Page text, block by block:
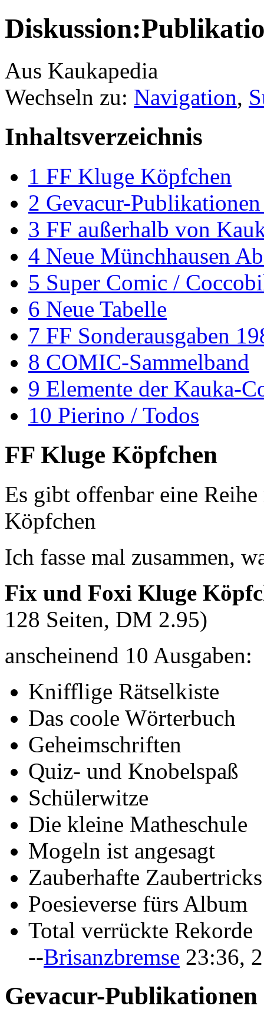
Aus Kaukapedia
Wechseln zu: Navigation,
Inhaltsverzeichnis
1 FF Kluge Köpfchen
2 Gevacur-
3 FF außerhalb von
4 Neue Münchhausen
5 Super Comic /
6 Neue Tabelle
7 FF Sonderausgaben
8 COMIC-Sammelband
9 Elemente der Kauka-
10 Pierino / Todos
FF Kluge Köpfchen
Es gibt offenbar eine
Köpfchen
Ich fasse mal zusammen,
Fix und Foxi Kluge
128 Seiten, DM 2.95)
anscheinend 10 Ausgaben:
Knifflige Rätselkiste
Das coole Wörterbuch
Geheimschriften
Quiz- und Knobelspaß
Schülerwitze
Die kleine Matheschule
Mogeln ist angesagt
Zauberhafte Zaubertricks
Poesieverse fürs Album
Total verrückte Rekorde
--Brisanzbremse 23:36,
Gevacur-